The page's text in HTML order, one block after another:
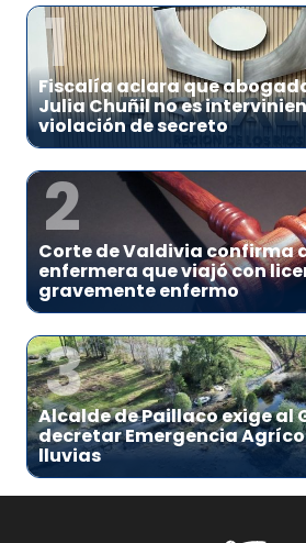
1
Fiscalía aclara que
Julia Chuñil no es
violación de secreto
2
Corte de Valdivia confirma
enfermera que viajó con
gravemente enfermo
3
Alcalde de Paillaco exige al
decretar Emergencia
lluvias